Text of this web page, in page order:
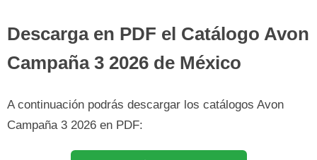
Descarga en PDF el Catálogo Avon
Campaña 3 2026 de México
A continuación podrás descargar los catálogos Avon
Campaña 3 2026 en PDF: